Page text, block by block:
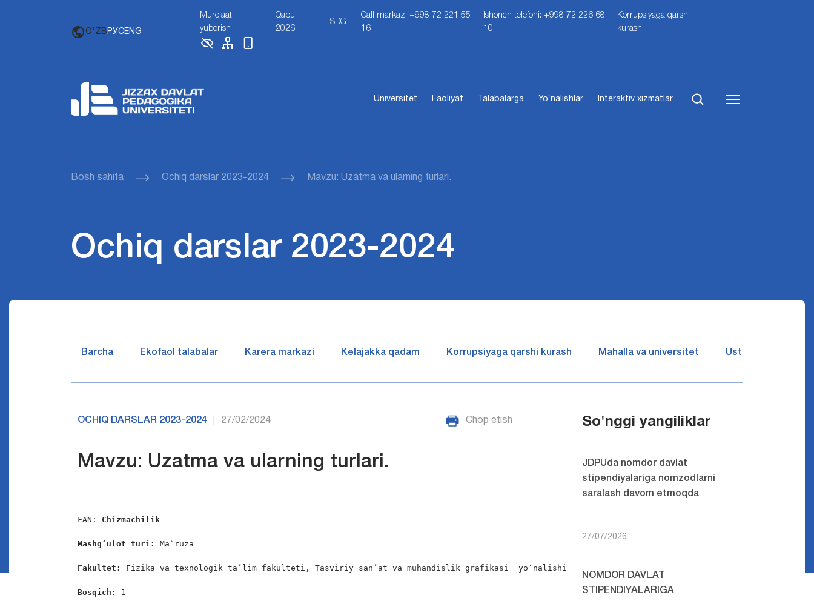
O'ZB РУСENG
Murojaat
yuborish
Qabul
2026
SDG
Call markaz: +998 72 221 55
16
Ishonch telefoni: +998 72 226 68
10
Korrupsiyaga qarshi
kurash
Universitet Faoliyat Talabalarga Yo‘nalishlar Interaktiv xizmatlar
Bosh sahifa Ochiq darslar 2023-2024 Mavzu: Uzatma va ularning turlari.
Ochiq darslar 2023-2024
Barcha Ekofaol talabalar Karera markazi Kelajakka qadam Korrupsiyaga qarshi kurash Mahalla va universitet Ustozlar suhbatin
OCHIQ DARSLAR 2023-2024 27/02/2024 Chop etish
Mavzu: Uzatma va ularning turlari.
FAN: Chizmachilik
Mashg‘ulot turi: Ma`ruza
Fakultet: Fizika va texnologik ta’lim fakulteti, Tasviriy san’at va muhandislik grafikasi  yo‘nalishi
Bosqich: 1
So'nggi yangiliklar
JDPUda nomdor davlat
stipendiyalariga nomzodlarni
saralash davom etmoqda
27/07/2026
NOMDOR DAVLAT
STIPENDIYALARIGA